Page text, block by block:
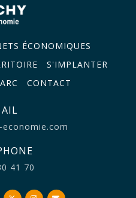
ÉCONOMIQUES
S'IMPLANTER
CONTACT
41 70